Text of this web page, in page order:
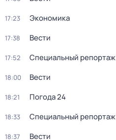
17:23 Экономика
17:38 Вести
17:52 Специальный репортаж
18:00 Вести
18:21 Погода 24
18:33 Специальный репортаж
18:37 Вести